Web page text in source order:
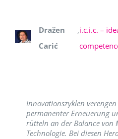
Dražen
Carić
,i.c.i.c. –
Innovationszyklen
permanenter Erneuerung
rütteln an der Balance von
Technologie. Bei diesen